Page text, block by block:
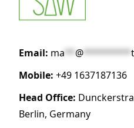
Email: ma**@*********
Mobile: +49 1637187136
Head Office:
Berlin, Germany